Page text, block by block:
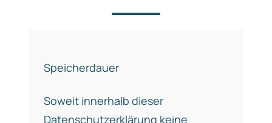
Speicherdauer
Soweit innerhalb dieser
Datenschutzerklärung keine